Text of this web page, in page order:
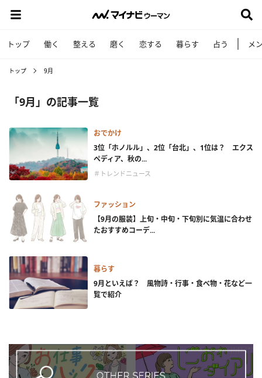
トップ 働く 整える 磨く 恋する 暮らす 占う メ
トップ 9月
「9月」の記事一覧
おでかけ
3位「ホノルル」、2位「台北」、1位は？ エクス
ペディア、秋の...
＃トレンドニュース
ファッション
【9月の服装】上旬・中旬・下旬別に気温に合わせ
たおすすめコーデ...
暮らす
9月といえば？ 風物詩・行事・食べ物・花など一
覧で紹介